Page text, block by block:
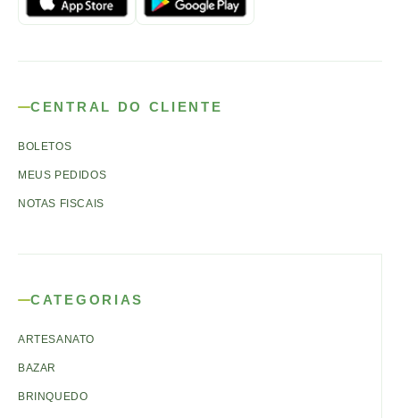
CENTRAL DO CLIENTE
BOLETOS
MEUS PEDIDOS
NOTAS FISCAIS
CATEGORIAS
ARTESANATO
BAZAR
BRINQUEDO